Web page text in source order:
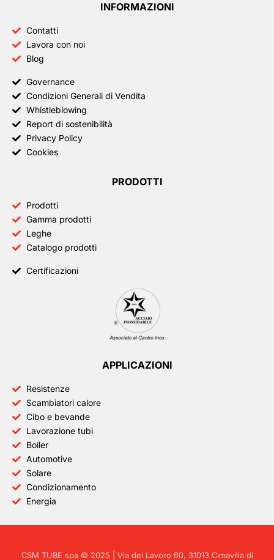
INFORMAZIONI
Contatti
Lavora con noi
Blog
Governance
Condizioni Generali di Vendita
Whistleblowing
Report di sostenibilità
Privacy Policy
Cookies
PRODOTTI
Prodotti
Gamma prodotti
Leghe
Catalogo prodotti
Certificazioni
APPLICAZIONI
Resistenze
Scambiatori calore
Cibo e bevande
Lavorazione tubi
Boiler
Automotive
Solare
Condizionamento
Energia
CSM TUBE spa © 2025 | Via del Lavoro 60, 31013 Cimavilla di